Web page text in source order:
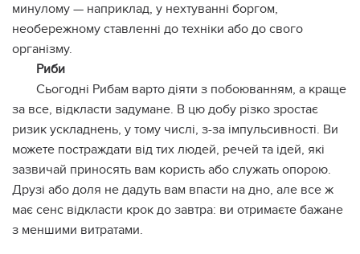
минулому — наприклад, у нехтуванні боргом,
необережному ставленні до техніки або до свого
організму.
Риби
Сьогодні Рибам варто діяти з побоюванням, а краще
за все, відкласти задумане. В цю добу різко зростає
ризик ускладнень, у тому числі, з-за імпульсивності. Ви
можете постраждати від тих людей, речей та ідей, які
зазвичай приносять вам користь або служать опорою.
Друзі або доля не дадуть вам впасти на дно, але все ж
має сенс відкласти крок до завтра: ви отримаєте бажане
з меншими витратами.